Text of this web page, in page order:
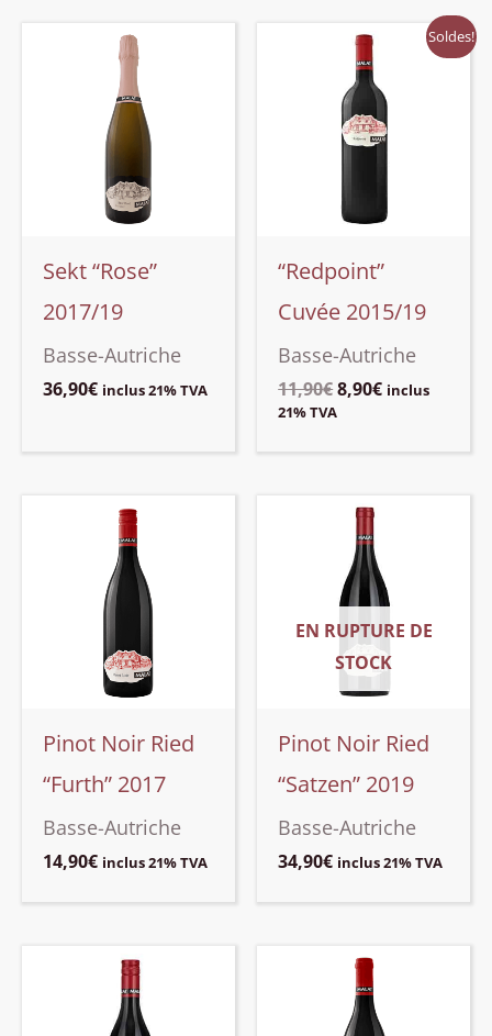
Sekt “Rose”
2017/19
Basse-Autriche
36,90€ inclus 21% TVA
Soldes!
“Redpoint”
Cuvée 2015/19
Basse-Autriche
11,90€Le
prix
8,90€Le
inclus
21% TVA
Pinot Noir Ried
“Furth” 2017
Basse-Autriche
14,90€ inclus 21% TVA
EN RUPTURE DE
STOCK
Pinot Noir Ried
“Satzen” 2019
Basse-Autriche
34,90€ inclus 21% TVA